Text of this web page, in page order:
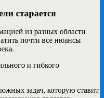
старается
из разных области
почти все нюансы
и гибкого
задач, которую ставит